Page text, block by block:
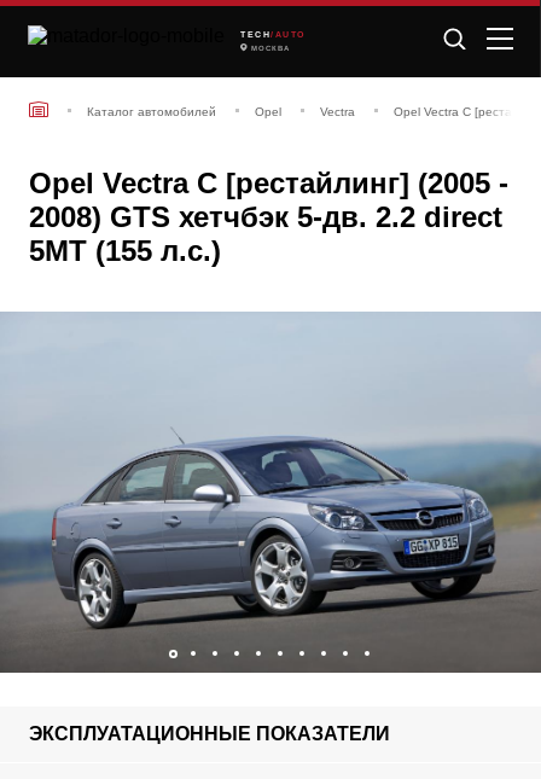
TECH /AUTO
МОСКВА
Каталог автомобилей Opel Vectra Opel Vectra C
Opel Vectra C [рестайлинг] (2005 -
2008) GTS хетчбэк 5-дв. 2.2 direct
5MT (155 л.с.)
ЭКСПЛУАТАЦИОННЫЕ ПОКАЗАТЕЛИ